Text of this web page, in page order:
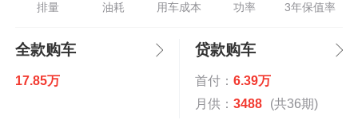
排量 油耗 用车成本 功率 3年保值率
全款购车
17.85万
贷款购车
首付： 6.39万
月供： 3488 (共36期)